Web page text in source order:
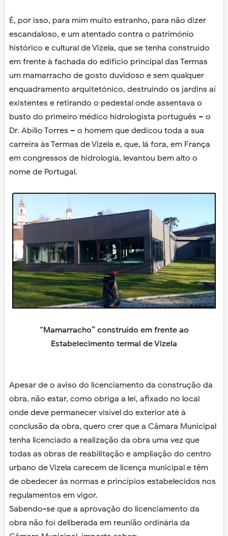
É, por isso, para mim muito estranho, para não dizer
escandaloso, e um atentado contra o património
histórico e cultural de Vizela, que se tenha construído
em frente à fachada do edifício principal das Termas
um mamarracho de gosto duvidoso e sem qualquer
enquadramento arquitetónico, destruindo os jardins aí
existentes e retirando o pedestal onde assentava o
busto do primeiro médico hidrologista português – o
Dr. Abílio Torres – o homem que dedicou toda a sua
carreira às Termas de Vizela e, que, lá fora, em França
em congressos de hidrologia, levantou bem alto o
nome de Portugal.
“Mamarracho” construído em frente ao
Estabelecimento termal de Vizela
Apesar de o aviso do licenciamento da construção da
obra, não estar, como obriga a lei, afixado no local
onde deve permanecer visível do exterior até à
conclusão da obra, quero crer que a Câmara Municipal
tenha licenciado a realização da obra uma vez que
todas as obras de reabilitação e ampliação do centro
urbano de Vizela carecem de licença municipal e têm
de obedecer às normas e princípios estabelecidos nos
regulamentos em vigor.
Sabendo-se que a aprovação do licenciamento da
obra não foi deliberada em reunião ordinária da